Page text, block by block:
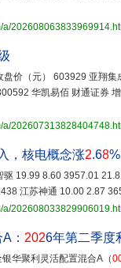
a/
盘价（元） 603929 亚翔
华凯易佰 财通证券
a/
，核电概念涨2.68%
驱 19.99 8.60 3957.01
江苏神通 10.00 2.87
a/
： 2026年第二季度
银华聚利灵活配置混合A（